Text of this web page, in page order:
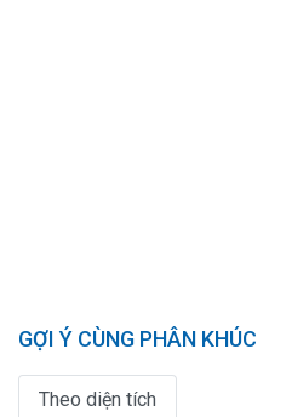
GỢI Ý CÙNG PHÂN KHÚC
Theo diện tích